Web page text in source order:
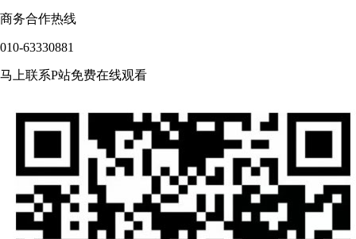
商务合作热线
010-63330881
马上联系P站免费在线观看